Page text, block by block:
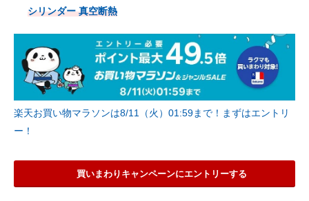
シリンダー 真空断熱
楽天お買い物マラソンは8/11（火）01:59まで！まずはエントリ
ー！
買いまわりキャンペーンにエントリーする